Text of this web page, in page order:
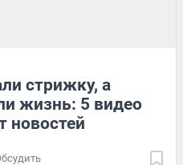
стрижку, а
жизнь: 5 видео
новостей